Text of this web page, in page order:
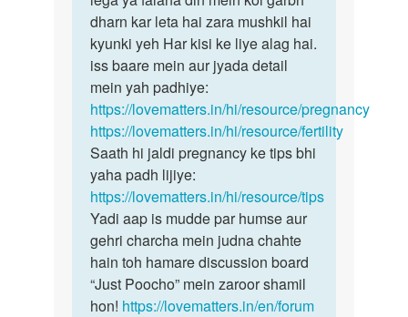
pregnent
nahi
hoti.
by
chahat
saini
keh
pana
ki
dharn kar leta hai zara mushkil hai
kyunki yeh Har kisi ke liye alag hai.
iss baare mein aur jyada detail
mein yah padhiye:
https://lovematters.in/hi/resource/pregnancy
https://lovematters.in/hi/resource/fertility
Saath hi jaldi pregnancy ke tips bhi
yaha padh lijiye:
https://lovematters.in/hi/resource/tips
Yadi aap is mudde par humse aur
gehri charcha mein judna chahte
hain toh hamare discussion board
“Just Poocho” mein zaroor shamil
hon! https://lovematters.in/en/forum